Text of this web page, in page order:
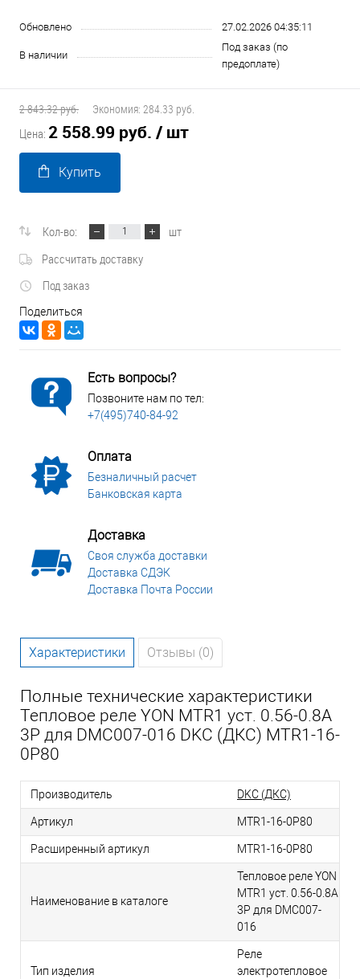
Обновлено 27.02.2026 04:35:11
В наличии
Под заказ (по
предоплате)
2 843.32 руб. Экономия: 284.33 руб.
Цена: 2 558.99 руб. / шт
Купить
Кол-во:
шт
Рассчитать доставку
Под заказ
Поделиться
Есть вопросы?
Позвоните нам по тел:
+7(495)740-84-92
Оплата
Безналичный расчет
Банковская карта
Доставка
Своя служба доставки
Доставка СДЭК
Доставка Почта России
Характеристики Отзывы (0)
Полные технические характеристики
Тепловое реле YON MTR1 уст. 0.56-0.8A
3P для DMC007-016 DKC (ДКС) MTR1-16-
0P80
Производитель DKC (ДКС)
Артикул MTR1-16-0P80
Расширенный артикул MTR1-16-0P80
Наименование в каталоге
Тепловое реле YON
MTR1 уст. 0.56-0.8A
3P для DMC007-
016
Тип изделия
Реле
электротепловое